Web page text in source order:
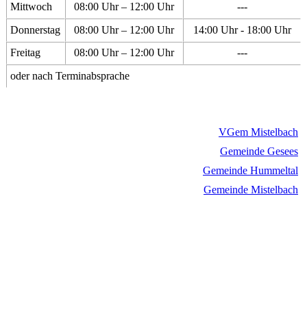
Mittwoch
08:00 Uhr – 12:00 Uhr
---
Donnerstag
08:00 Uhr – 12:00 Uhr
14:00 Uhr - 18:00 Uhr
Freitag
08:00 Uhr – 12:00 Uhr
---
oder nach Terminabsprache
VGem Mistelbach
Gemeinde Gesees
Gemeinde Hummeltal
Gemeinde Mistelbach